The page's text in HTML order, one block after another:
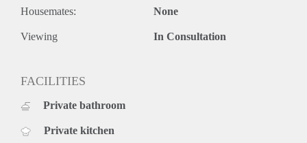
Housemates: None
Viewing In Consultation
FACILITIES
Private bathroom
Private kitchen